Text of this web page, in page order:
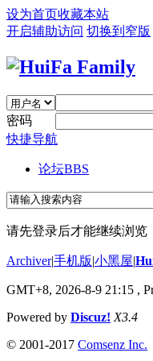
设为首页收藏本站
开启辅助访问 切换到窄版
密码
快捷导航
论坛BBS
请先登录后才能继续浏览
Archiver|手机版|小黑屋|
GMT+8, 2026-8-9 21:15 ,
Powered by Discuz! X3.4
© 2001-2017 Comsenz Inc.